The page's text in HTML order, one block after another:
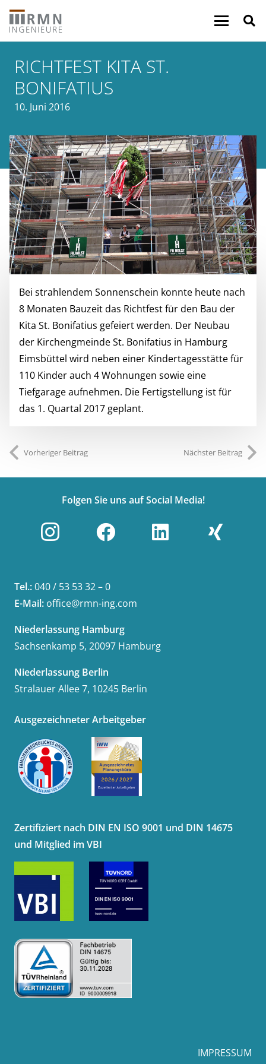
RICHTFEST KITA ST.
BONIFATIUS
10. Juni 2016
Bei strahlendem Sonnenschein konnte heute nach
8 Monaten Bauzeit das Richtfest für den Bau der
Kita St. Bonifatius gefeiert werden. Der Neubau
der Kirchengmeinde St. Bonifatius in Hamburg
Eimsbüttel wird neben einer Kindertagesstätte für
110 Kinder auch 4 Wohnungen sowie eine
Tiefgarage aufnehmen. Die Fertigstellung ist für
das 1. Quartal 2017 geplant.
Vorheriger Beitrag Nächster Beitrag
Folgen Sie uns auf Social Media!
Tel.:040 / 53 53 32 – 0
E-Mail: office@rmn-ing.com
Niederlassung Hamburg
Sachsenkamp 5, 20097 Hamburg
Niederlassung Berlin
Stralauer Allee 7, 10245 Berlin
Ausgezeichneter Arbeitgeber
Zertifiziert nach DIN EN ISO 9001 und DIN 14675
und Mitglied im VBI
IMPRESSUM